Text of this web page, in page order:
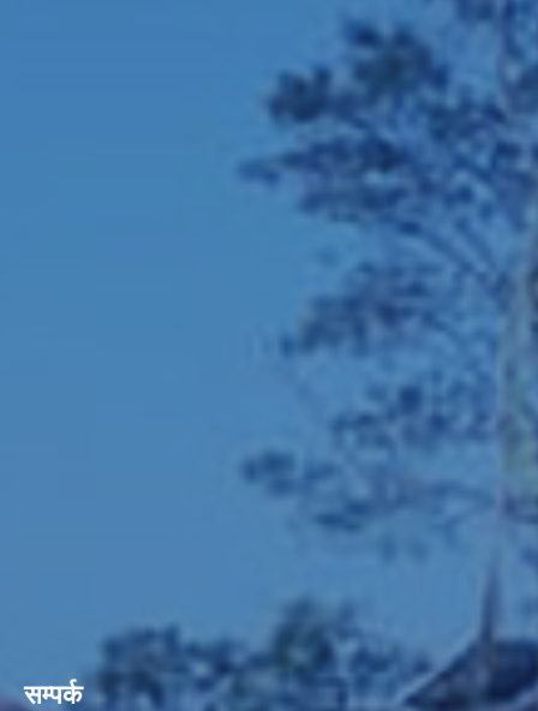
सम्पर्क